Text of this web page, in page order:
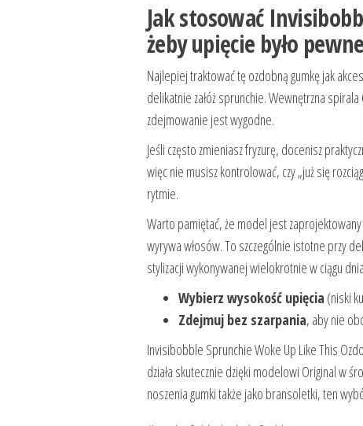
Jak stosować
żeby upięcie było pewne
Najlepiej traktować tę ozdobną gumkę jak
delikatnie załóż sprunchie. Wewnętrzna
zdejmowanie jest wygodne.
Jeśli często zmieniasz fryzurę, docenisz
więc nie musisz kontrolować, czy „już się
rytmie.
Warto pamiętać, że model jest
wyrywa włosów. To szczególnie istotne przy
stylizacji wykonywanej wielokrotnie w ciągu
Wybierz wysokość upięcia (niski
Zdejmuj bez szarpania, aby nie
Invisibobble Sprunchie Woke Up Like This
działa skutecznie dzięki modelowi Original w
noszenia gumki także jako bransoletki, ten